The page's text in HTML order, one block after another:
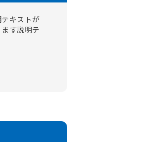
キストが
す説明テ